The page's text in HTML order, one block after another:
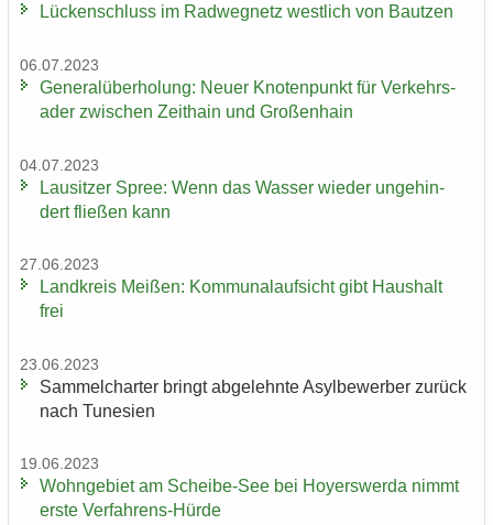
Lü­cken­schluss im Rad­weg­netz west­lich von Baut­zen
06.07.2023
Ge­ne­ral­über­ho­lung: Neuer Kno­ten­punkt für Ver­kehrs­
ader zwi­schen Zeit­hain und Gro­ßen­hain
04.07.2023
Lau­sit­zer Spree: Wenn das Was­ser wie­der un­ge­hin­
dert flie­ßen kann
27.06.2023
Land­kreis Mei­ßen: Kom­mu­nal­auf­sicht gibt Haus­halt
frei
23.06.2023
Sam­mel­char­ter bringt ab­ge­lehn­te Asyl­be­wer­ber zu­rück
nach Tu­ne­si­en
19.06.2023
Wohn­ge­biet am Scheibe-​See bei Ho­yers­wer­da nimmt
erste Verfahrens-​Hürde